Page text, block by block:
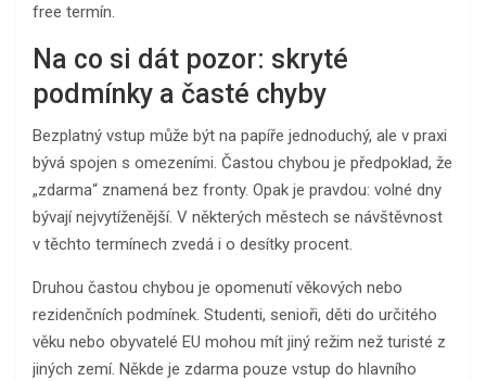
free termín.
Na co si dát pozor: skryté
podmínky a časté chyby
Bezplatný vstup může být na papíře jednoduchý, ale v praxi
bývá spojen s omezeními. Častou chybou je předpoklad, že
„zdarma“ znamená bez fronty. Opak je pravdou: volné dny
bývají nejvytíženější. V některých městech se návštěvnost
v těchto termínech zvedá i o desítky procent.
Druhou častou chybou je opomenutí věkových nebo
rezidenčních podmínek. Studenti, senioři, děti do určitého
věku nebo obyvatelé EU mohou mít jiný režim než turisté z
jiných zemí. Někde je zdarma pouze vstup do hlavního